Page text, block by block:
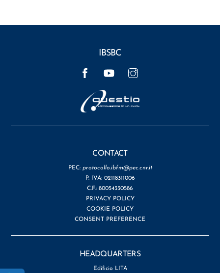
IBSBC
CONTACT
PEC: protocollo.ibfm@pec.cnr.it
P. IVA: 02118311006
C.F.: 80054330586
PRIVACY POLICY
COOKIE POLICY
CONSENT PREFERENCE
HEADQUARTERS
Edificio LITA